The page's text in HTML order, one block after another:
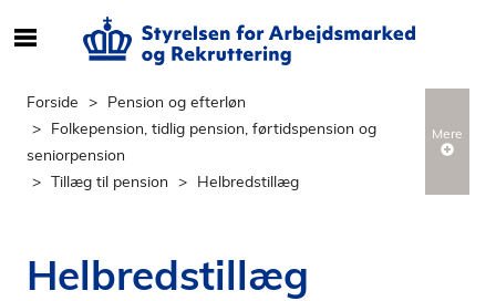
e
t
n
Forside
Pension og efterløn
Folkepension, tidlig pension, førtidspension og
seniorpension
Tillæg til pension
Helbredstillæg
Helbredstillæg